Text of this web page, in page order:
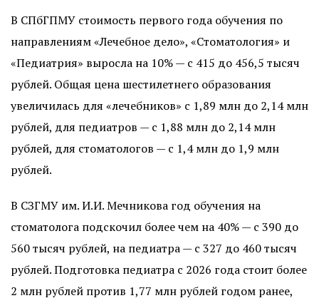
В СПбГПМУ стоимость первого года обучения по
направлениям «Лечебное дело», «Стоматология» и
«Педиатрия» выросла на 10% — с 415 до 456,5 тысяч
рублей. Общая цена шестилетнего образования
увеличилась для «лечебников» с 1,89 млн до 2,14 млн
рублей, для педиатров — с 1,88 млн до 2,14 млн
рублей, для стоматологов — с 1,4 млн до 1,9 млн
рублей.
В СЗГМУ им. И.И. Мечникова год обучения на
стоматолога подскочил более чем на 40% — с 390 до
560 тысяч рублей, на педиатра — с 327 до 460 тысяч
рублей. Подготовка педиатра с 2026 года стоит более
2 млн рублей против 1,77 млн рублей годом ранее,